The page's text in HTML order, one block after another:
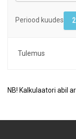
Periood kuudes
Tulemus
NB! Kalkulaatori abil